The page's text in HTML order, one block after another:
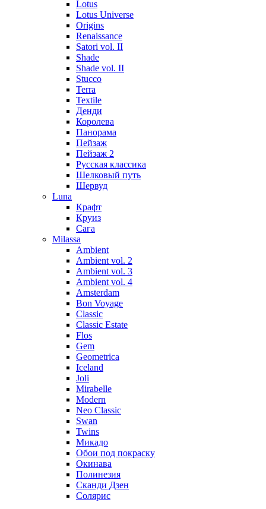
Lotus
Lotus Universe
Origins
Renaissance
Satori vol. II
Shade
Shade vol. II
Stucco
Terra
Textile
Денди
Королева
Панорама
Пейзаж
Пейзаж 2
Русская классика
Шелковый путь
Шервуд
Luna
Крафт
Круиз
Сага
Milassa
Ambient
Ambient vol. 2
Ambient vol. 3
Ambient vol. 4
Amsterdam
Bon Voyage
Classic
Classic Estate
Flos
Gem
Geometrica
Iceland
Joli
Mirabelle
Modern
Neo Classic
Swan
Twins
Микадо
Обои под покраску
Окинава
Полинезия
Сканди Дзен
Солярис